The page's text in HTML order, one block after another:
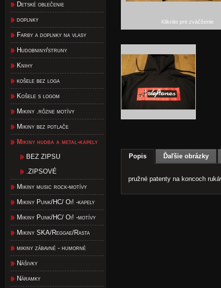
Detské oblečenie
doplnky
Farby a doplnky na vlasy
Hudobniny/struny
Knihy
košele bez loga
Košele s logom
Mikiny .rôzne motívy
Mikiny bez potlače
Mikiny hudba a metal-kapely
BEZ ZIPSU
.ZIPSOVÉ
Mikiny music rock-motívy
Mikiny Punk/HC/ Oi! -kapely
Mikiny Punk/HC/ Oi! -motívy
Mikiny SKA/Reggae/Rasta
mikiny zábavné - humorné
Nášivky
Náramky
Kliknite pre zväčšenie
Popis Ďaľšie obrázky
pružné patenty na koncoch